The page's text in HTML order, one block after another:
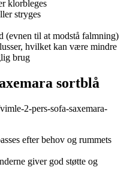
klorbleges
stryges
(evnen til at modstå falmning)
hvilket kan være mindre
brug
sortblå
2-pers-sofa-saxemara-
efter behov og rummets
giver god støtte og